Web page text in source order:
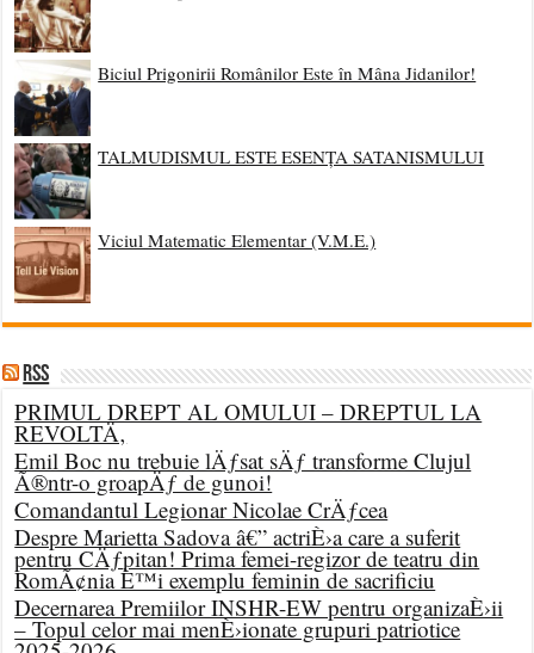
Biciul Prigonirii Românilor Este în Mâna Jidanilor!
TALMUDISMUL ESTE ESENȚA SATANISMULUI
Viciul Matematic Elementar (V.M.E.)
RSS
PRIMUL DREPT AL OMULUI – DREPTUL LA
REVOLTÄ‚
Emil Boc nu trebuie lÄƒsat sÄƒ transforme Clujul
Ã®ntr-o groapÄƒ de gunoi!
Comandantul Legionar Nicolae CrÄƒcea
Despre Marietta Sadova â€” actriÈ›a care a suferit
pentru CÄƒpitan! Prima femei-regizor de teatru din
RomÃ¢nia È™i exemplu feminin de sacrificiu
Decernarea Premiilor INSHR-EW pentru organizaÈ›ii
– Topul celor mai menÈ›ionate grupuri patriotice